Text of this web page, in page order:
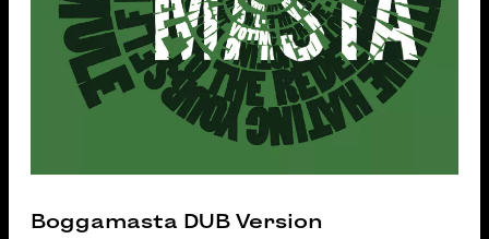
Boggamasta DUB Version